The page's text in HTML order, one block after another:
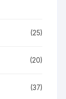
(25)
(20)
(37)